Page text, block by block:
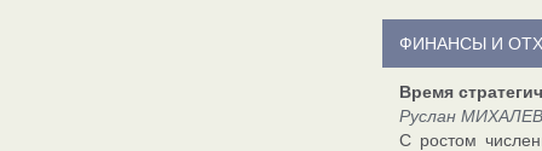
ФИНАНСЫ И
Время
Руслан
С ростом